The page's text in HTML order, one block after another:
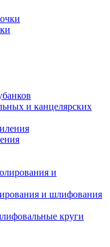
и канцелярских
и шлифования
круги